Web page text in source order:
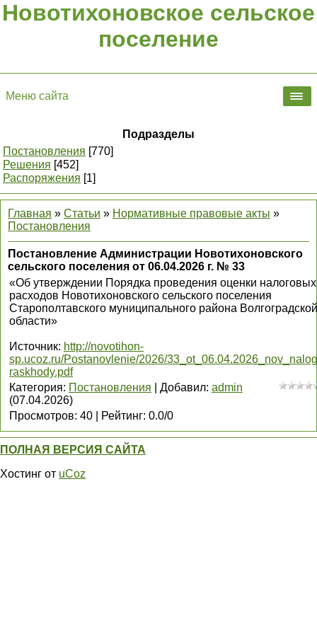
Новотихоновское сельское
поселение
Меню сайта
Подразделы
Постановления [770]
Решения [452]
Распоряжения [1]
Главная » Статьи » Нормативные правовые акты »
Постановления
Постановление Администрации Новотихоновского
сельского поселения от 06.04.2026 г. № 33
«Об утверждении Порядка проведения оценки налоговых
расходов Новотихоновского сельского поселения
Старополтавского муниципального района Волгоградской
области»
Источник: http://novotihon-
sp.ucoz.ru/Postanovlenie/2026/
raskhody.pdf
Категория: Постановления Добавил: admin
(07.04.2026)
Просмотров: 40 Рейтинг: 0.0/0
ПОЛНАЯ ВЕРСИЯ САЙТА
Хостинг от uCoz